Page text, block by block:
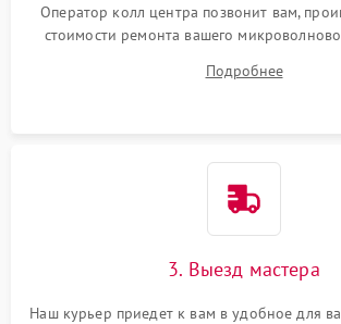
Оператор колл центра позвонит вам,
стоимости ремонта вашего
Подробнее
3. Выезд мастера
Наш курьер приедет к вам в удобное для